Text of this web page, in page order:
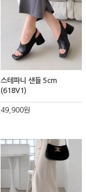
스테파니 샌들 5cm
(618V1)
49,900원